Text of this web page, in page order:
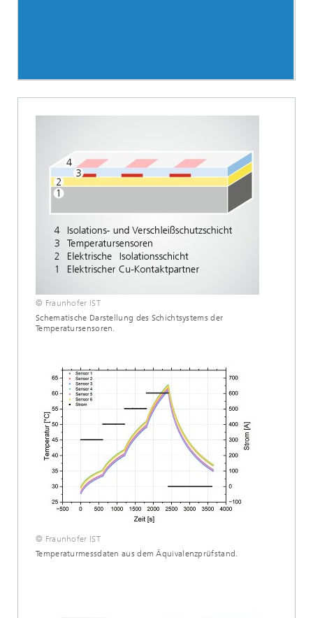
© Fraunhofer IST
Schematische Darstellung des Schichtsystems der
Temperatursensoren.
© Fraunhofer IST
Temperaturmessdaten aus dem Äquivalenzprüfstand.